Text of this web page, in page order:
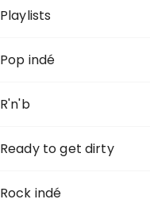
Playlists
Pop indé
R'n'b
Ready to get dirty
Rock indé